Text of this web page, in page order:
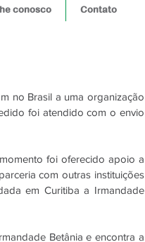
conosco Contato
no Brasil a uma organização
foi atendido com o envio
foi oferecido apoio a
com outras instituições
em Curitiba a Irmandade
Betânia e encontra a